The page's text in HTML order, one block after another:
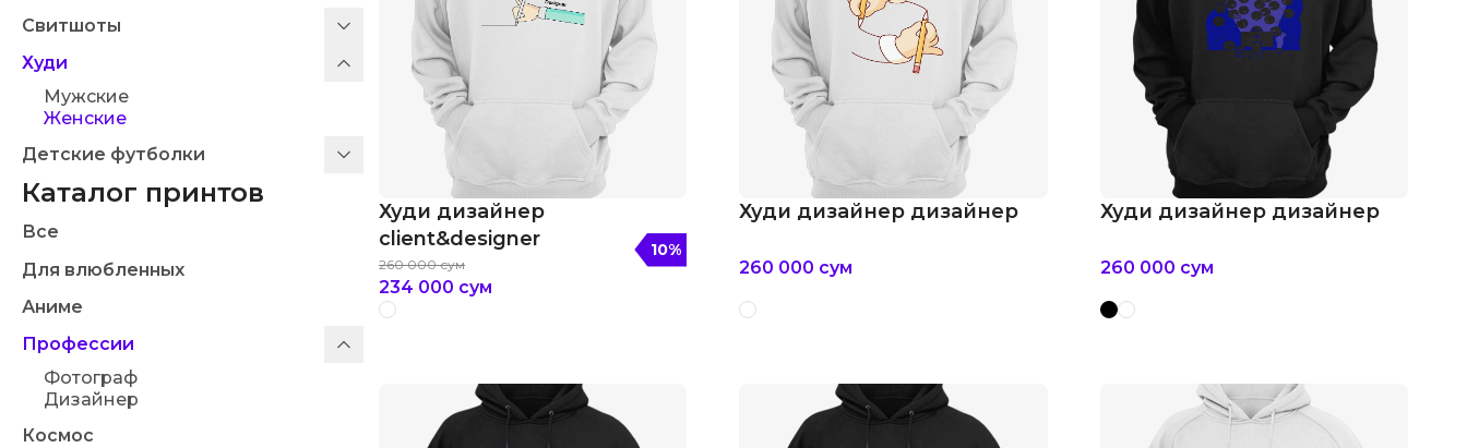
Свитшоты
Худи
Мужские
Женские
Детские футболки
Каталог принтов
Все
Для влюбленных
Аниме
Профессии
Фотограф
Дизайнер
Космос
Худи дизайнер
client&designer
260 000 сум
234 000 сум
10%
Худи дизайнер дизайнер
260 000 сум
Худи дизайнер дизайнер
260 000 сум